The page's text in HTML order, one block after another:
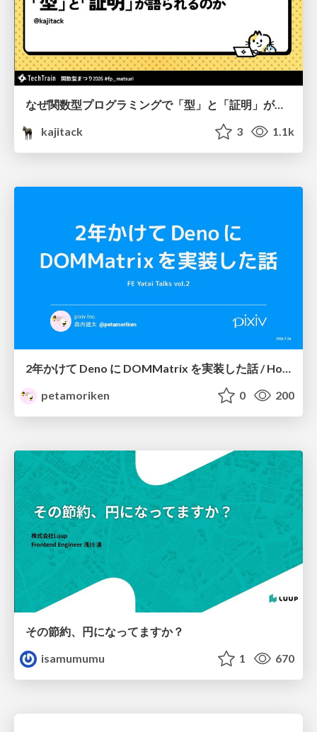
なぜ関数型プログラミングで「型」と「証明」が語られるのか #fp_matsuri
kajitack
3 1.1k
petamoriken
0 200
その節約、円になってますか？
isamumumu
1 670